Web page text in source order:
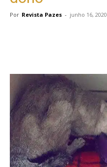
Por Revista Pazes - junho 16, 2020